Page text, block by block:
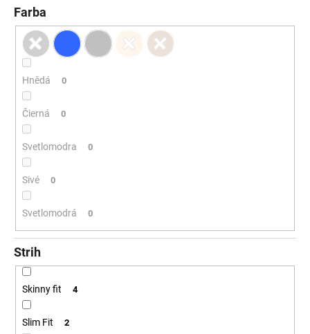
Farba
Hnědá 0
Čierná 0
Svetlomodra 0
Sivé 0
Svetlomodrá 0
Strih
Skinny fit 4
Slim Fit 2